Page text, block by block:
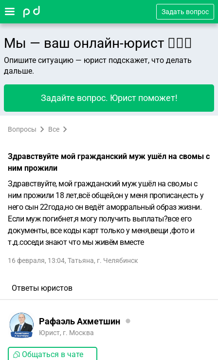
Задать вопрос
Мы — ваш онлайн-юрист 👨🏻‍⚖️
Опишите ситуацию — юрист подскажет, что делать
дальше.
Задайте вопрос. Юрист поможет!
Вопросы Все
Здравствуйте мой гражданский муж ушёл на свомы с
ним прожили
Здравствуйте, мой гражданский муж ушёл на сво,мы с
ним прожили 18 лет,всё общей,он у меня прописан,есть у
него сын 22года,но он ведёт аморральный образ жизни.
Если муж погибнет,я могу получить выплаты?все его
документы, все коды карт только у меня,вещи ,фото и
т.д.соседи знают что мы живём вместе
16 февраля, 13:04, Татьяна, г. Челябинск
Ответы юристов
Рафаэль Ахметшин
Юрист, г. Москва
Общаться в чате